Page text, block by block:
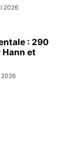
2026
: 290
Hann et
2026